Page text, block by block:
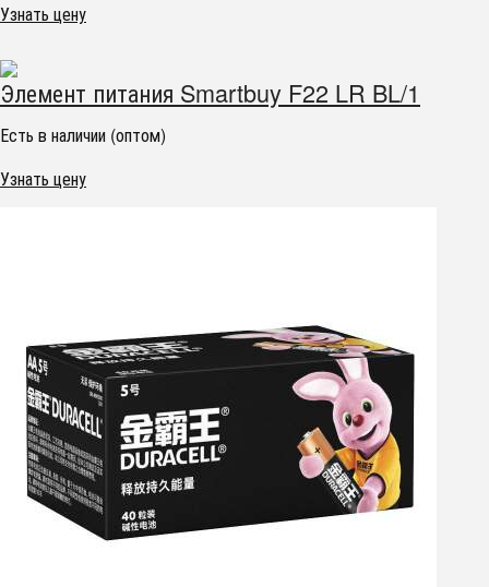
Узнать цену
Элемент питания Smartbuy F22 LR BL/1
Есть в наличии (оптом)
Узнать цену